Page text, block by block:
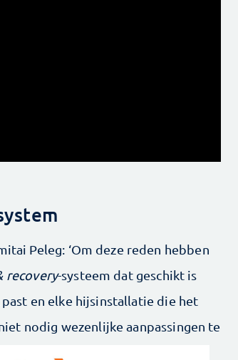
Peleg: ‘Om deze reden hebben
recovery-systeem dat geschikt is
en elke hijsinstallatie die het
nodig wezenlijke aanpassingen te